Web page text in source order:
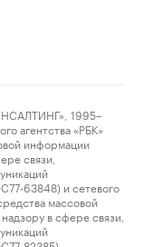
1995–
агентства «РБК»
информации
связи,
63848) и сетевого
массовой
в сфере связи,